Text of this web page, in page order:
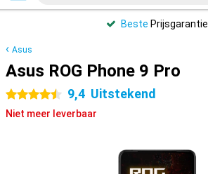
Beste Prijsgarantie
Asus
Asus ROG Phone 9 Pro
4.5 sterren 9,4 Uitstekend
Niet meer leverbaar